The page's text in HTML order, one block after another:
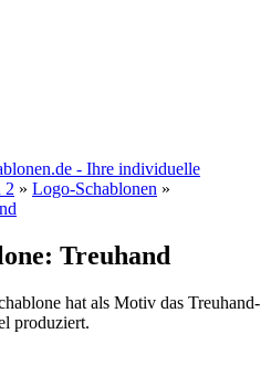
- Ihre individuelle
2 » Logo-Schablonen »
Treuhand
hat als Motiv das Treuhand-
produziert.